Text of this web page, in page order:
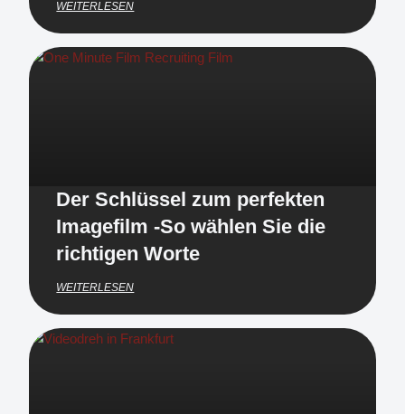
WEITERLESEN
Der Schlüssel zum perfekten
Imagefilm -So wählen Sie die
richtigen Worte
WEITERLESEN